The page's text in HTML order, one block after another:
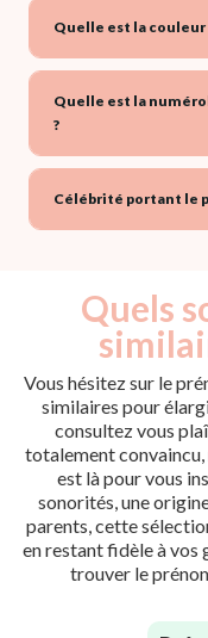
Quelle est la couleur
Quelle est la
?
Célébrité portant le
Quels
Vous hésitez sur le
similaires pour
consultez vous
totalement
est là pour vous
sonorités, une
parents, cette
en restant fidèle à vos
trouver le